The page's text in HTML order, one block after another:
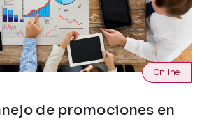
de promociones en
Online